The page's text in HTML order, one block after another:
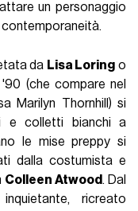
un personaggio
da Lisa Loring o
(che compare nel
Marilyn Thornhill) si
e colletti bianchi a
le mise preppy si
dalla costumista e
Colleen Atwood . Dal
ricreato